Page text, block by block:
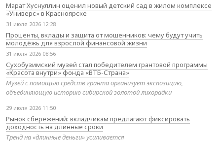
Марат Хуснуллин оценил новый детский сад в жилом комплексе
«Универс» в Красноярске
31 июля 2026 12:28
Проценты, вклады и защита от мошенников: чему будут учить
молодёжь для взрослой финансовой жизни
31 июля 2026 08:56
Сухобузимский музей стал победителем грантовой программы
«Красота внутри» фонда «ВТБ-Страна»
Музей с помощью средств гранта организует экспозицию,
объединяющую историю сибирской золотой лихорадки
29 июля 2026 11:50
Рынок сбережений: вкладчикам предлагают фиксировать
доходность на длинные сроки
Тренд на «длинные деньги» усиливается